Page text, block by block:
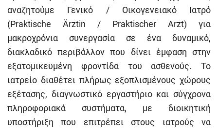
αναζητούμε Γενικό / Οικογενειακό Ιατρό
(Praktische Ärztin / Praktischer Arzt) για
μακροχρόνια συνεργασία σε ένα δυναμικό,
διακλαδικό περιβάλλον που δίνει έμφαση στην
εξατομικευμένη φροντίδα του ασθενούς. Το
ιατρείο διαθέτει πλήρως εξοπλισμένους χώρους
εξέτασης, διαγνωστικό εργαστήριο και σύγχρονα
πληροφοριακά συστήματα, με διοικητική
υποστήριξη που επιτρέπει στους ιατρούς να